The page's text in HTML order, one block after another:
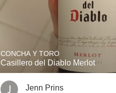
CONCHA Y TORO
Casillero del Diablo Merlot
Jenn Prins